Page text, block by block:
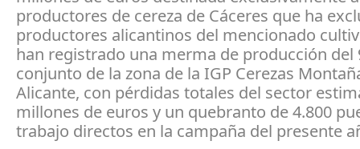
productores de cereza de Cáceres que ha
productores alicantinos del mencionado
han registrado una merma de producción del
conjunto de la zona de la IGP Cerezas
Alicante, con pérdidas totales del sector
millones de euros y un quebranto de 4.800
trabajo directos en la campaña del presente